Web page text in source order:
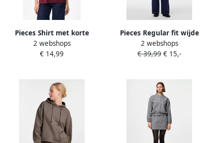
Pieces Shirt met korte
mouwen PCKAMALA TEE
NOOS BC
2 webshops
€ 14,99
Pieces Regular fit wijde
broek met riemlussen
model 'KAMIL'
2 webshops
€ 39,99 € 15,-